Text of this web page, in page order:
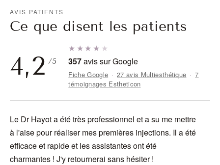
AVIS PATIENTS
Ce que disent les patients
4,2 /5
★★★★ ★
357avis sur Google
Fiche Google · 27 avis Multiesthétique · 7
témoignages Estheticon
Le Dr Hayot a été très professionnel et a su me mettre
à l'aise pour réaliser mes premières injections. Il a été
efficace et rapide et les assistantes ont été
charmantes ! J'y retournerai sans hésiter !